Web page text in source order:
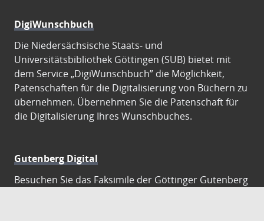
DigiWunschbuch
Die Niedersächsische Staats- und
Universitätsbibliothek Göttingen (SUB) bietet mit
dem Service „DigiWunschbuch” die Möglichkeit,
Patenschaften für die Digitalisierung von Büchern zu
übernehmen. Übernehmen Sie die Patenschaft für
die Digitalisierung Ihres Wunschbuches.
Gutenberg Digital
Besuchen Sie das Faksimile der Göttinger Gutenberg